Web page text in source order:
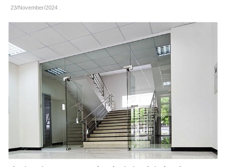
23/November/2024